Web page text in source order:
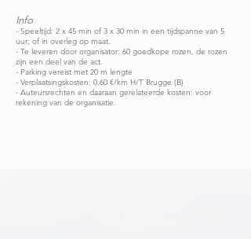
Info
- Speeltijd: 2 x 45 min of 3 x 30 min in een tijdspanne van 5
uur; of in overleg op maat.
- Te leveren door organisator: 60 goedkope rozen, de rozen
zijn een deel van de act.
- Parking vereist met 20 m lengte
- Verplaatsingskosten: 0,60 €/km H/T Brugge (B)
- Auteursrechten en daaraan gerelateerde kosten: voor
rekening van de organisatie.